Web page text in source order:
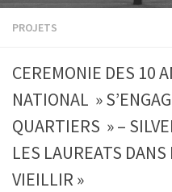
PROJETS
CEREMONIE DES 10
NATIONAL »
QUARTIERS » –
LES LAUREATS
VIEILLIR »